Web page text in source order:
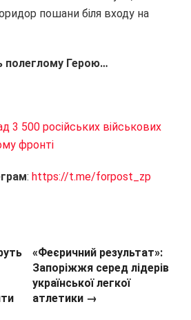
пошани біля входу на
полеглому Герою…
3 500 російських військових
фронті
: https://t.me/forpost_zp
«Феєричний результат»:
Запоріжжя серед лідерів
української легкої
атлетики →